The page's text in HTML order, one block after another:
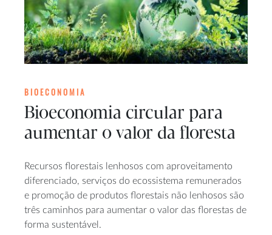
BIOECONOMIA
Bioeconomia circular para
aumentar o valor da floresta
Recursos florestais lenhosos com aproveitamento
diferenciado, serviços do ecossistema remunerados
e promoção de produtos florestais não lenhosos são
três caminhos para aumentar o valor das florestas de
forma sustentável.